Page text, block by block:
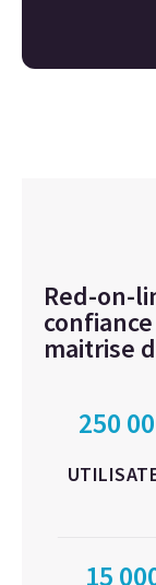
Red-on-
maitrise
250
15